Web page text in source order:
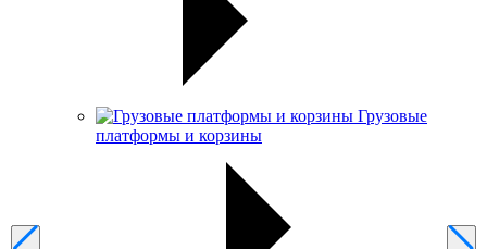
Грузовые
платформы и корзины